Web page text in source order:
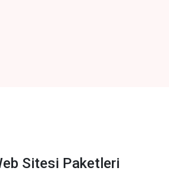
Sitesi Paketleri